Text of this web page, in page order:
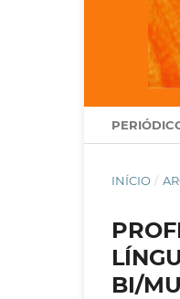
INÍCIO /
BI/